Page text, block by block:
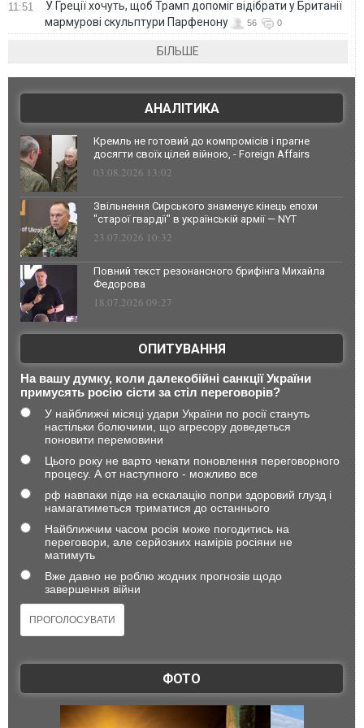
11:51
У Греції хочуть, щоб Трамп допоміг відібрати у Британії
мармурові скульптури Парфенону
56 0
БІЛЬШЕ
АНАЛІТИКА
Кремль не готовий до компромісів і прагне
досягти своїх цілей війною, - Foreign Affairs
03.08.2026 13:02
Звільнення Сирського знаменує кінець епохи
"старої гвардії" в українській армії — NYT
23.07.2026 10:32
Повний текст резонансного брифінга Михайла
Федорова
18.07.2026 09:27
ОПИТУВАННЯ
На вашу думку, коли далекобійні санкції України
примусять росію сісти за стіл переговорів?
У найближчі місяці удари України по росії стануть
настільки болючими, що агресору доведеться
поновити перемовини
Цього року не варто чекати поновлення переговорного
процесу. А от наступного - можливо все
рф навпаки піде на ескалацію попри здоровий глузд і
намагатиметься триматися до останнього
Найближчим часом росія може погодитись на
переговори, але серйозних намірів росіяни не
матимуть
Вже давно не роблю жодних прогнозів щодо
завершення війни
ФОТО